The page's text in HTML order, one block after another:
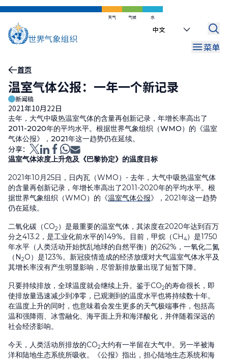
跳
天气 气候 水
Select
菜单
面
包
屑
首页
温室气体公报：一年一个新记录
新闻稿
2021年10月22日
去年，大气中吸热温室气体的含量再创新记录，年增长率高出了
2011-2020年的平均水平。根据世界气象组织（WMO）的《温室
气体公报》，2021年这一趋势仍在延续。
分享：
温室气体浓度上升危及《巴黎协定》的温度目标
2021年10月25日，日内瓦（WMO）- 去年，大气中吸热温室气体
的含量再创新记录，年增长率高出了2011-2020年的平均水平。根
据世界气象组织（WMO）的《温室气体公报》，2021年这一趋势
仍在延续。
二氧化碳（CO2）是最重要的温室气体，其浓度在2020年达到百万
分之413.2，是工业化前水平的149%。目前，甲烷（CH4）是1750
年水平（人类活动开始扰乱地球的自然平衡）的262%，一氧化二氮
（N2O）是123%。新冠疫情造成的经济放缓对大气温室气体水平及
其增长率没有产生明显影响，尽管新排放量出现了短暂下降。
只要持续排放，全球温度就会继续上升。鉴于CO2的寿命很长，即
使排放量迅速减少到净零，已观测到的温度水平也将持续数十年。
在温度上升的同时，也意味着会发生更多的天气极端事件，包括高
温和强降雨、冰雪融化、海平面上升和海洋酸化，并伴随着深远的
社会经济影响。
今天，人类活动所排放的CO2大约有一半留在大气中。另一半被海
洋和陆地生态系统所吸收。《公报》指出，担心陆地生态系统和海